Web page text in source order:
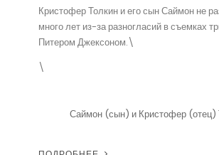
Кристофер Толкин и его сын Саймон не
много лет из-за разногласий в съемках
Питером Джексоном.\
\
Саймон (сын) и Кристофер (отец)